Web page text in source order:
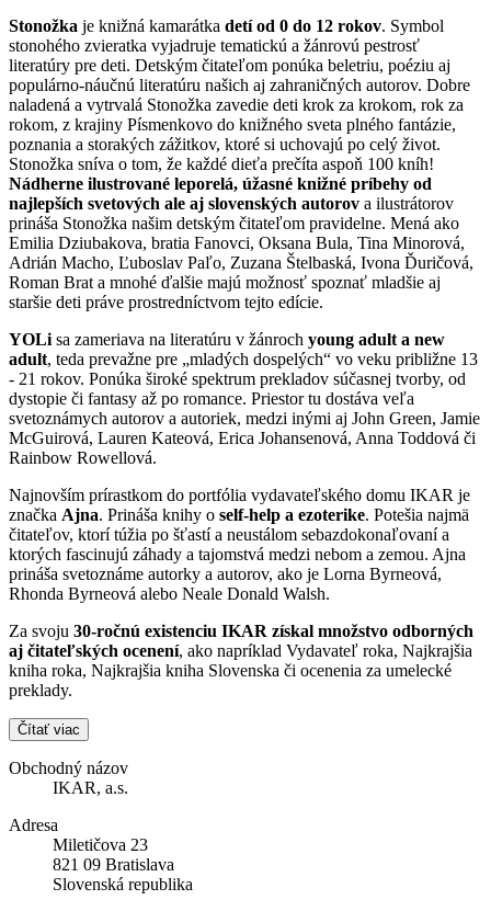
Stonožka je knižná kamarátka detí od 0 do 12 rokov. Symbol
stonohého zvieratka vyjadruje tematickú a žánrovú pestrosť
literatúry pre deti. Detským čitateľom ponúka beletriu, poéziu aj
populárno-náučnú literatúru našich aj zahraničných autorov. Dobre
naladená a vytrvalá Stonožka zavedie deti krok za krokom, rok za
rokom, z krajiny Písmenkovo do knižného sveta plného fantázie,
poznania a storakých zážitkov, ktoré si uchovajú po celý život.
Stonožka sníva o tom, že každé dieťa prečíta aspoň 100 kníh!
Nádherne ilustrované leporelá, úžasné knižné príbehy od
najlepších svetových ale aj slovenských autorov a ilustrátorov
prináša Stonožka našim detským čitateľom pravidelne. Mená ako
Emilia Dziubakova, bratia Fanovci, Oksana Bula, Tina Minorová,
Adrián Macho, Ľuboslav Paľo, Zuzana Štelbaská, Ivona Ďuričová,
Roman Brat a mnohé ďalšie majú možnosť spoznať mladšie aj
staršie deti práve prostredníctvom tejto edície.
YOLi sa zameriava na literatúru v žánroch young adult a new
adult, teda prevažne pre „mladých dospelých“ vo veku približne 13
- 21 rokov. Ponúka široké spektrum prekladov súčasnej tvorby, od
dystopie či fantasy až po romance. Priestor tu dostáva veľa
svetoznámych autorov a autoriek, medzi inými aj John Green, Jamie
McGuirová, Lauren Kateová, Erica Johansenová, Anna Toddová či
Rainbow Rowellová.
Najnovším prírastkom do portfólia vydavateľského domu IKAR je
značka Ajna. Prináša knihy o self-help a ezoterike. Potešia najmä
čitateľov, ktorí túžia po šťastí a neustálom sebazdokonaľovaní a
ktorých fascinujú záhady a tajomstvá medzi nebom a zemou. Ajna
prináša svetoznáme autorky a autorov, ako je Lorna Byrneová,
Rhonda Byrneová alebo Neale Donald Walsh.
Za svoju 30-ročnú existenciu IKAR získal množstvo odborných
aj čitateľských ocenení, ako napríklad Vydavateľ roka, Najkrajšia
kniha roka, Najkrajšia kniha Slovenska či ocenenia za umelecké
preklady.
Čítať viac
Obchodný názov
IKAR, a.s.
Adresa
Miletičova 23
821 09 Bratislava
Slovenská republika